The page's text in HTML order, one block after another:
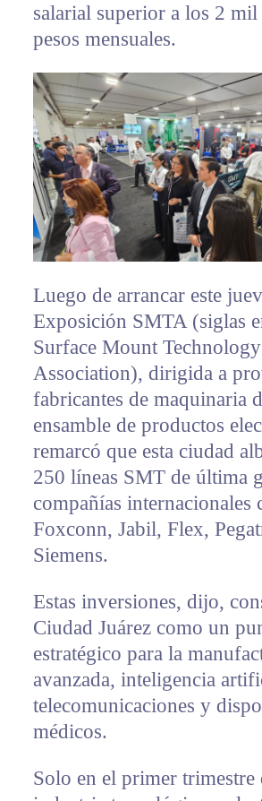
salarial superior a los 2
pesos mensuales.
Luego de arrancar este
Exposición SMTA (siglas
Surface Mount Technology
Association), dirigida a
fabricantes de maquinaria
ensamble de productos
remarcó que esta ciudad
250 líneas SMT de última
compañías internacionales
Foxconn, Jabil, Flex,
Siemens.
Estas inversiones, dijo,
Ciudad Juárez como un
estratégico para la
avanzada, inteligencia
telecomunicaciones y
médicos.
Solo en el primer trimestre